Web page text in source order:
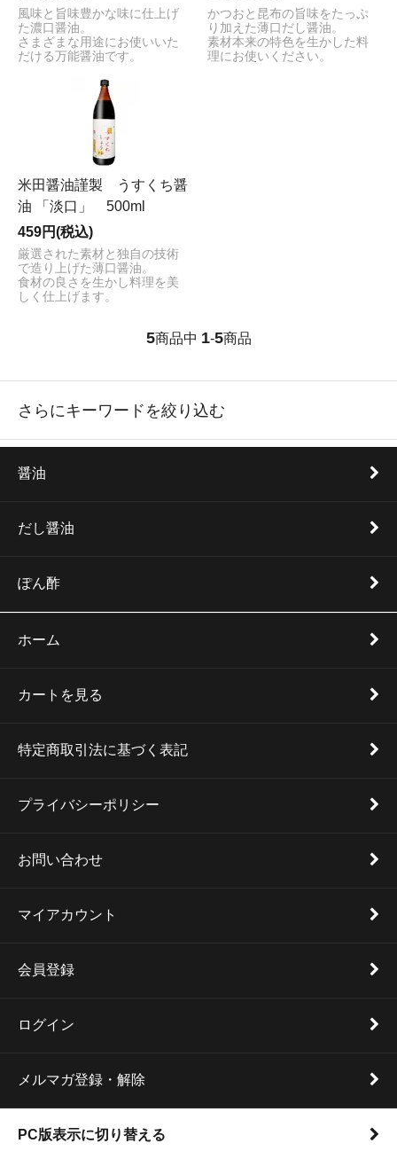
風味と旨味豊かな味に仕上げ
た濃口醤油。
さまざまな用途にお使いいた
だける万能醤油です。
かつおと昆布の旨味をたっぷ
り加えた薄口だし醤油。
素材本来の特色を生かした料
理にお使いください。
米田醤油謹製 うすくち醤
油 「淡口」 500ml
459円(税込)
厳選された素材と独自の技術
で造り上げた薄口醤油。
食材の良さを生かし料理を美
しく仕上げます。
5商品中 1-5商品
さらにキーワードを絞り込む
醤油
だし醤油
ぽん酢
ホーム
カートを見る
特定商取引法に基づく表記
プライバシーポリシー
お問い合わせ
マイアカウント
会員登録
ログイン
メルマガ登録・解除
PC版表示に切り替える